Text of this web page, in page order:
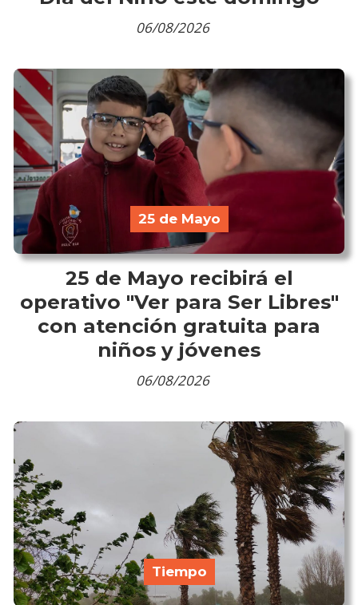
06/08/2026
25 de Mayo recibirá el
operativo "Ver para Ser Libres"
con atención gratuita para
niños y jóvenes
25 de Mayo
06/08/2026
Tiempo